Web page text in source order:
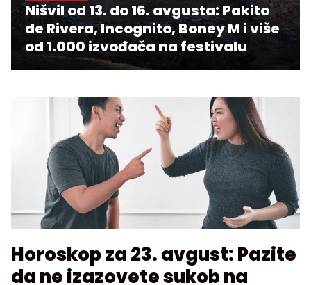
Nišvil od 13. do 16. avgusta: Pakito
de Rivera, Incognito, Boney M i više
od 1.000 izvođača na festivalu
Horoskop za 23. avgust: Pazite
da ne izazovete sukob na